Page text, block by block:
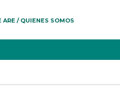
ARE / QUIENES SOMOS